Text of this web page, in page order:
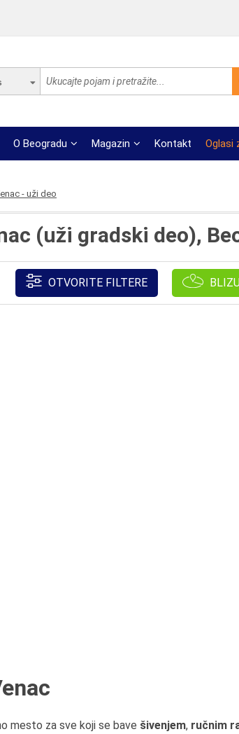
O Beogradu Magazin Kontakt Oglasi
- uži deo
(uži gradski deo),
OTVORITE FILTERE
mesto za sve koji se bave šivenjem, ručnim